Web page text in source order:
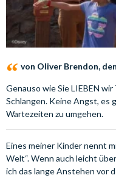
von Oliver Brendon,
Genauso wie Sie LIEBEN
Schlangen. Keine Angst, es
Wartezeiten zu umgehen.
Eines meiner Kinder nennt
Welt“. Wenn auch leicht
ich das lange Anstehen vor